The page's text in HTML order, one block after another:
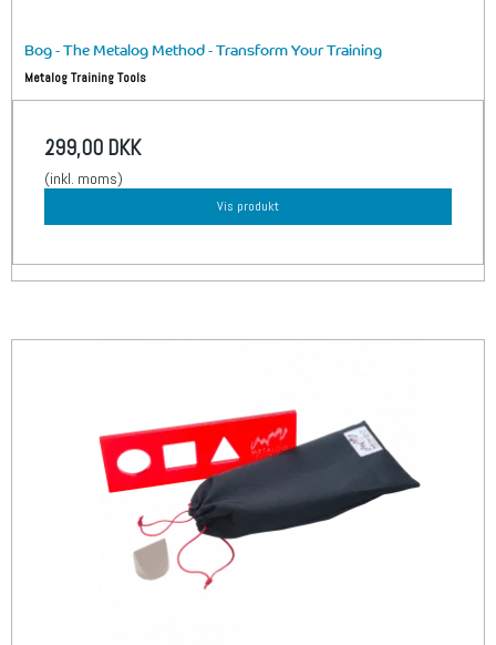
Bog - The Metalog Method - Transform Your Training
Metalog Training Tools
299,00 DKK
(inkl. moms)
Vis produkt